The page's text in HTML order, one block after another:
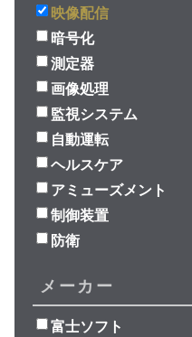
映像配信
暗号化
測定器
画像処理
監視システム
自動運転
ヘルスケア
アミューズメント
制御装置
防衛
メーカー
富士ソフト